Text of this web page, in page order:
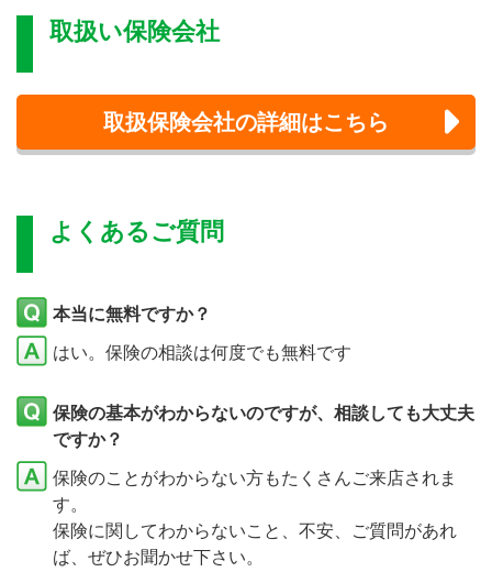
取扱い保険会社
取扱保険会社の詳細はこちら
よくあるご質問
本当に無料ですか？
はい。保険の相談は何度でも無料です
保険の基本がわからないのですが、相談しても大丈夫
ですか？
保険のことがわからない方もたくさんご来店されま
す。
保険に関してわからないこと、不安、ご質問があれ
ば、ぜひお聞かせ下さい。